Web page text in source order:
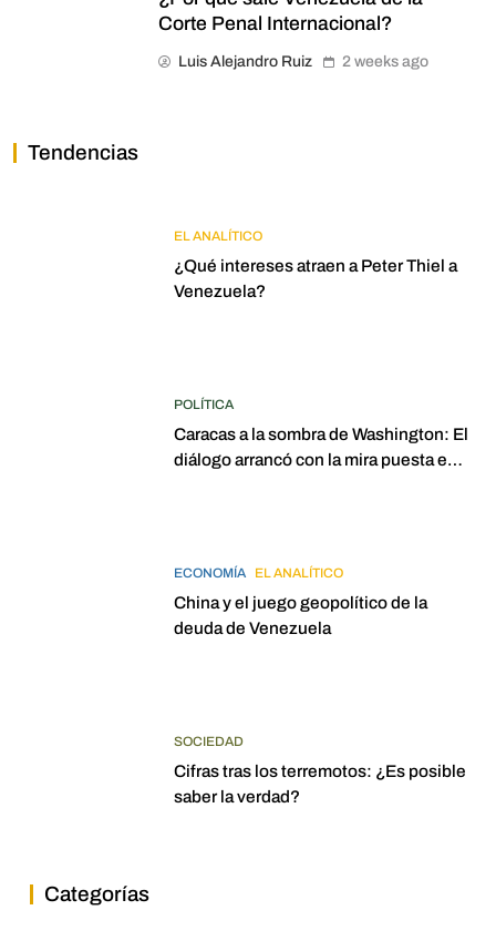
Corte Penal Internacional?
Luis Alejandro Ruiz 2 weeks ago
Tendencias
EL ANALÍTICO
¿Qué intereses atraen a Peter Thiel a
Venezuela?
POLÍTICA
Caracas a la sombra de Washington: El
diálogo arrancó con la mira puesta en
ECONOMÍA EL ANALÍTICO
China y el juego geopolítico de la
deuda de Venezuela
SOCIEDAD
Cifras tras los terremotos: ¿Es posible
saber la verdad?
Categorías